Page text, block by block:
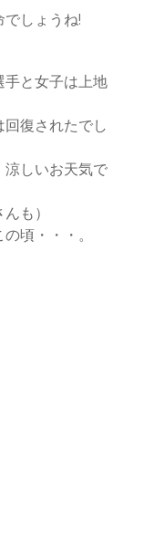
しょうね!
手と女子は上地
復されたでし
涼しいお天気で
も）
頃・・・。